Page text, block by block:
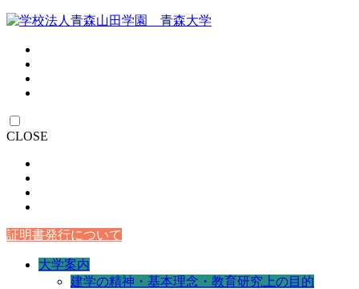
CLOSE
証明書発行について
大学案内
建学の精神・基本理念・教育研究上の目的